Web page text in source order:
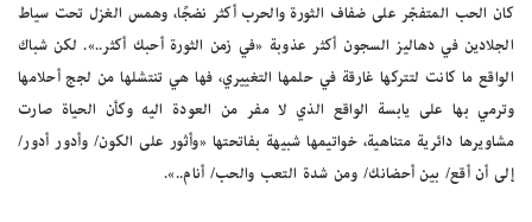
كان الحب المتفجّر على ضفاف الثورة والحرب أكثر نضجًا، وهمس الغزل تحت سياط
الجلادين في دهاليز السجون أكثر عذوبة «في زمن الثورة أحبك أكثر..». لكن شباك
الواقع ما كانت لتتركها غارقة في حلمها التغييري، فها هي تنتشلها من لجج أحلامها
وترمي بها على يابسة الواقع الذي لا مفر من العودة اليه وكأن الحياة صارت
مشاويرها دائرية متناهية، خواتيمها شبيهة بفاتحتها «وأثور على الكون/ وأدور أدور/
إلى أن أقع/ بين أحضانك/ ومن شدة التعب والحب/ أنام..».